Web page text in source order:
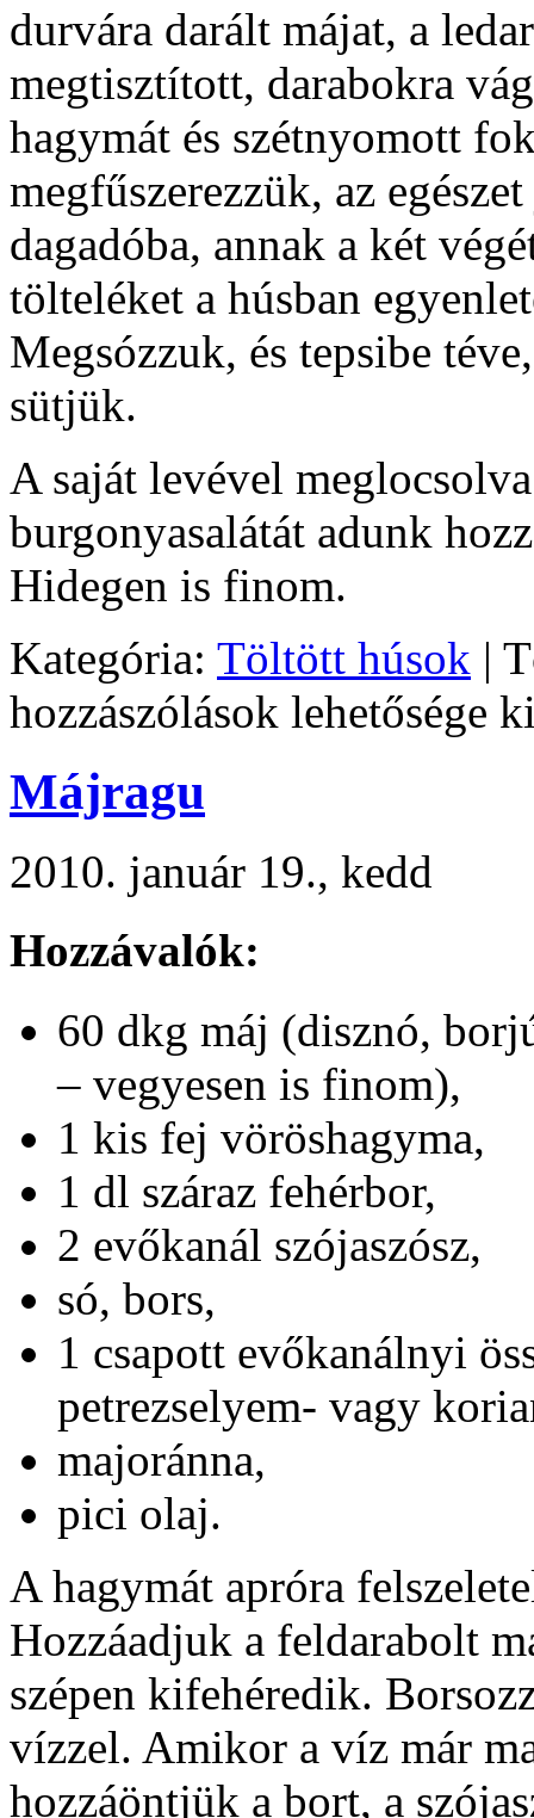
durvára darált májat, a
megtisztított, darabokra
hagymát és szétnyomott
megfűszerezzük, az
dagadóba, annak a két
tölteléket a húsban
Megsózzuk, és tepsibe
sütjük.
A saját levével
burgonyasalátát adunk
Hidegen is finom.
Kategória: Töltött húsok |
hozzászólások lehetősége
Májragu
2010. január 19., kedd
Hozzávalók:
60 dkg máj (disznó,
– vegyesen is finom),
1 kis fej vöröshagyma,
1 dl száraz fehérbor,
2 evőkanál szójaszósz,
só, bors,
1 csapott evőkanálnyi
petrezselyem- vagy
majoránna,
pici olaj.
A hagymát apróra
Hozzáadjuk a feldarabolt
szépen kifehéredik.
vízzel. Amikor a víz már
hozzáöntjük a bort, a